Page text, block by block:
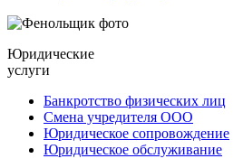
Юридические
услуги
Банкротство физических лиц
Смена учредителя ООО
Юридическое сопровождение
Юридическое обслуживание